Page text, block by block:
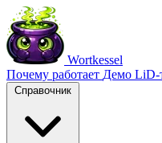
Wortkessel
Почему работает Демо LiD-
Справочник